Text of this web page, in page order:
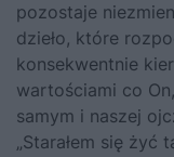
pozostaje
dzieło, które
konsekwentnie
wartościami co
samym i naszej
„Starałem się żyć